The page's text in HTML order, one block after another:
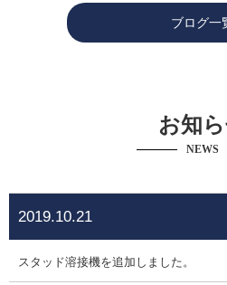
ブログ一
お知
NEWS
2019.10.21
スタッド溶接機を追加しました。